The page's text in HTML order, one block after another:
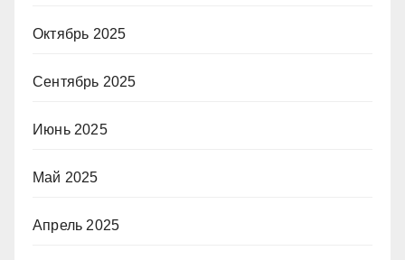
Октябрь 2025
Сентябрь 2025
Июнь 2025
Май 2025
Апрель 2025